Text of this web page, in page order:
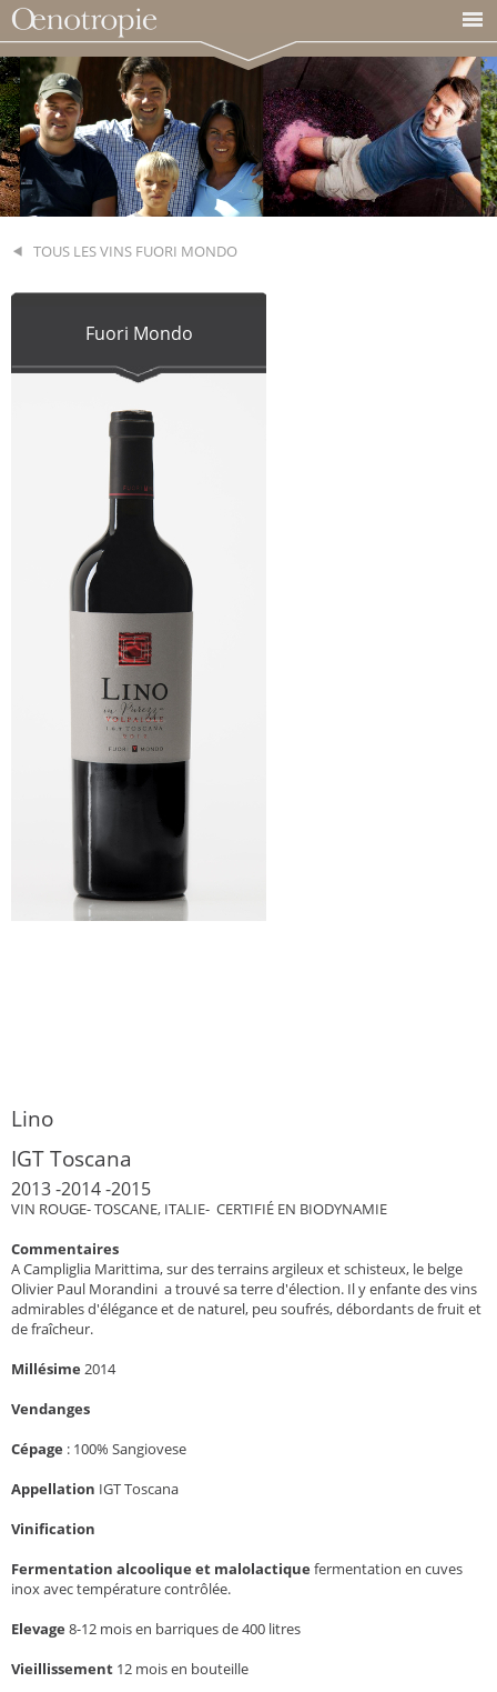
TOUS LES VINS FUORI MONDO
Fuori Mondo
Lino
IGT Toscana
2013 -2014 -2015
VIN ROUGE- TOSCANE, ITALIE- CERTIFIÉ EN BIODYNAMIE
Commentaires
A Campliglia Marittima, sur des terrains argileux et schisteux, le belge
Olivier Paul Morandini a trouvé sa terre d'élection. Il y enfante des vins
admirables d'élégance et de naturel, peu soufrés, débordants de fruit et
de fraîcheur.
Millésime 2014
Vendanges
Cépage : 100% Sangiovese
Appellation IGT Toscana
Vinification
Fermentation alcoolique et malolactique fermentation en cuves
inox avec température contrôlée.
Elevage 8-12 mois en barriques de 400 litres
Vieillissement 12 mois en bouteille